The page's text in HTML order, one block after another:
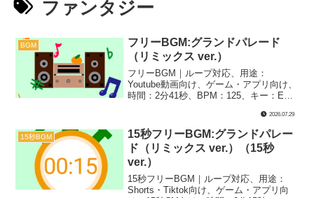
ファンタジー
BGM
フリーBGM:グランドパレード
（リミックス ver.）
フリーBGM｜ループ対応、用途：
Youtube動画向け、ゲーム・アプリ向け、
時間：2分41秒、BPM：125、キー：E、
オーケストラ｜オーケストラ風に仕上げ
た、パレード系な一曲『グランドパレー
ド』のリミックスバージョンです！感謝
祭やフェスティバル、フィナーレのシー
ンなどの楽しくて盛り上がる場面にぴっ
たりです！
2026.07.29
15秒BGM
15秒フリーBGM:グランドパレー
ド（リミックス ver.）（15秒
ver.）
15秒フリーBGM｜ループ対応、用途：
Shorts・Tiktok向け、ゲーム・アプリ向